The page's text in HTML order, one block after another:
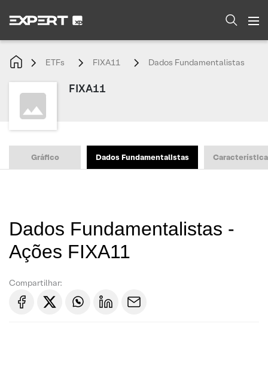
ETFs FIXA11 Dados Fundamentalistas
FIXA11
Gráfico Dados Fundamentalistas
Dados Fundamentalistas -
Ações FIXA11
Compartilhar: